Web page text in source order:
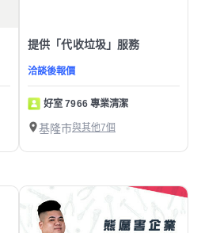
提供「代收垃圾」服務
洽談後報價
好室 7966 專業清潔
基隆市與其他7個